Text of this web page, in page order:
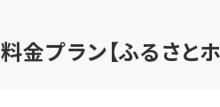
料金プラン【ふるさと